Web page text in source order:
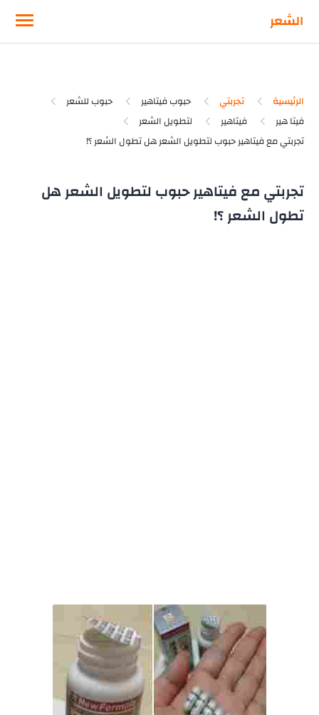
الشعر
الرئيسية تجربتي حبوب فيتاهير
حبوب للشعر
فيتا هير
فيتاهير لتطويل الشعر
تجربتي مع فيتاهير حبوب لتطويل الشعر هل
تطول الشعر ؟!